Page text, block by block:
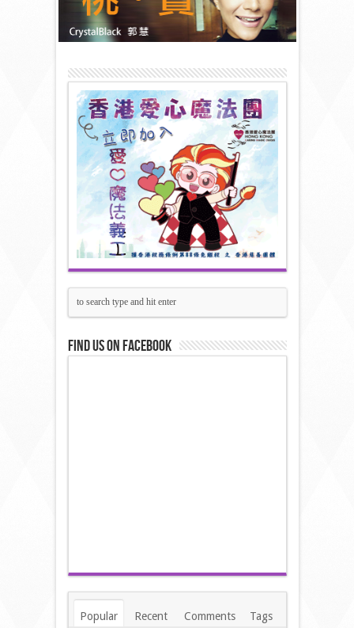
Find us on Facebook
Popular Recent Comments Tags